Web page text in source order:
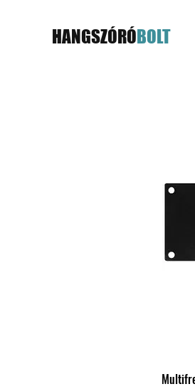
HANGSZÓRÓBOLT